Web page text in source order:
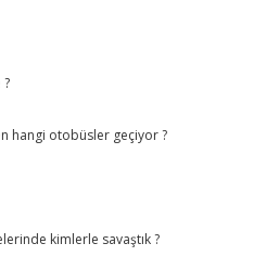
hangi otobüsler geçiyor ?
kimlerle savaştık ?